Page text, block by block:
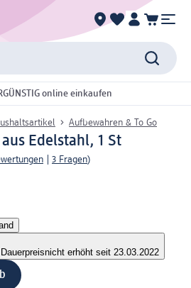
online einkaufen
Aufbewahren & To Go
Edelstahl, 1 St
3 Fragen)
nicht erhöht seit 23.03.2022